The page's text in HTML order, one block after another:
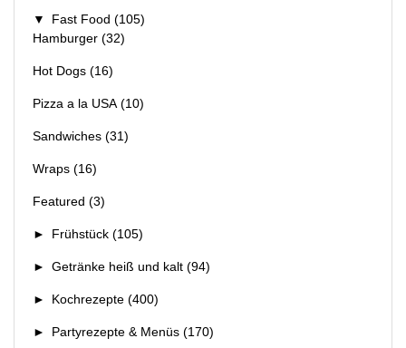
▼ Fast Food (105)
Hamburger (32)
Hot Dogs (16)
Pizza a la USA (10)
Sandwiches (31)
Wraps (16)
Featured (3)
► Frühstück (105)
► Getränke heiß und kalt (94)
► Kochrezepte (400)
► Partyrezepte & Menüs (170)